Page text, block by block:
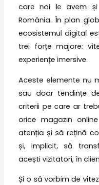
care noi le avem și
România. În plan
ecosistemul digital
trei forțe majore:
experiențe imersive.
Aceste elemente nu
sau doar tendințe
criterii pe care ar
orice magazin
atenția și să rețină
și, implicit, să
acești vizitatori, în
Și o să vorbim de